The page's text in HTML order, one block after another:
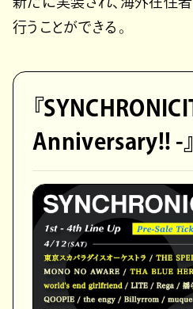
行うことができる。
『
Anniversary!! -』